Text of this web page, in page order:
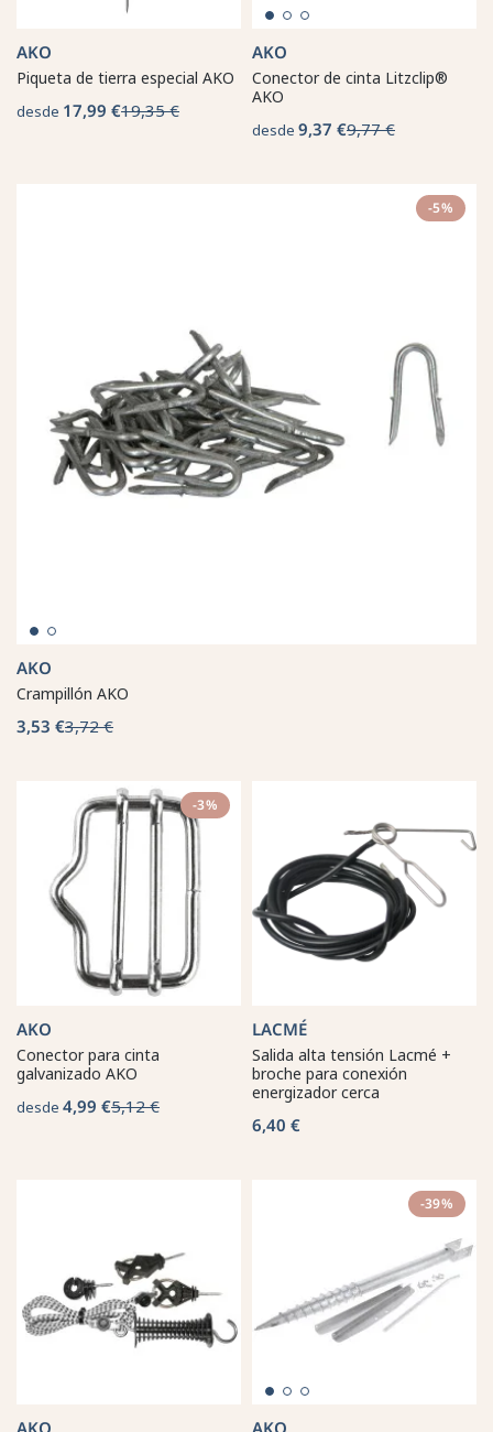
AKO
Piqueta de tierra especial AKO
desde 17,99 €19,35 €
AKO
Conector de cinta Litzclip®
AKO
desde 9,37 €9,77 €
-5%
AKO
Crampillón AKO
3,53 €3,72 €
-3%
AKO
Conector para cinta
galvanizado AKO
desde 4,99 €5,12 €
LACMÉ
Salida alta tensión Lacmé +
broche para conexión
energizador cerca
6,40 €
AKO
-39%
AKO